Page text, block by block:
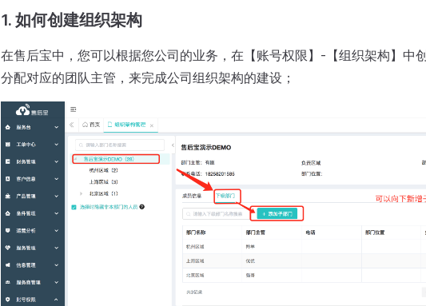
1. 如何创建组织架构
在售后宝中，您可以根据您公司的业务，在【账号权限】-【组织架构】中
分配对应的团队主管，来完成公司组织架构的建设；